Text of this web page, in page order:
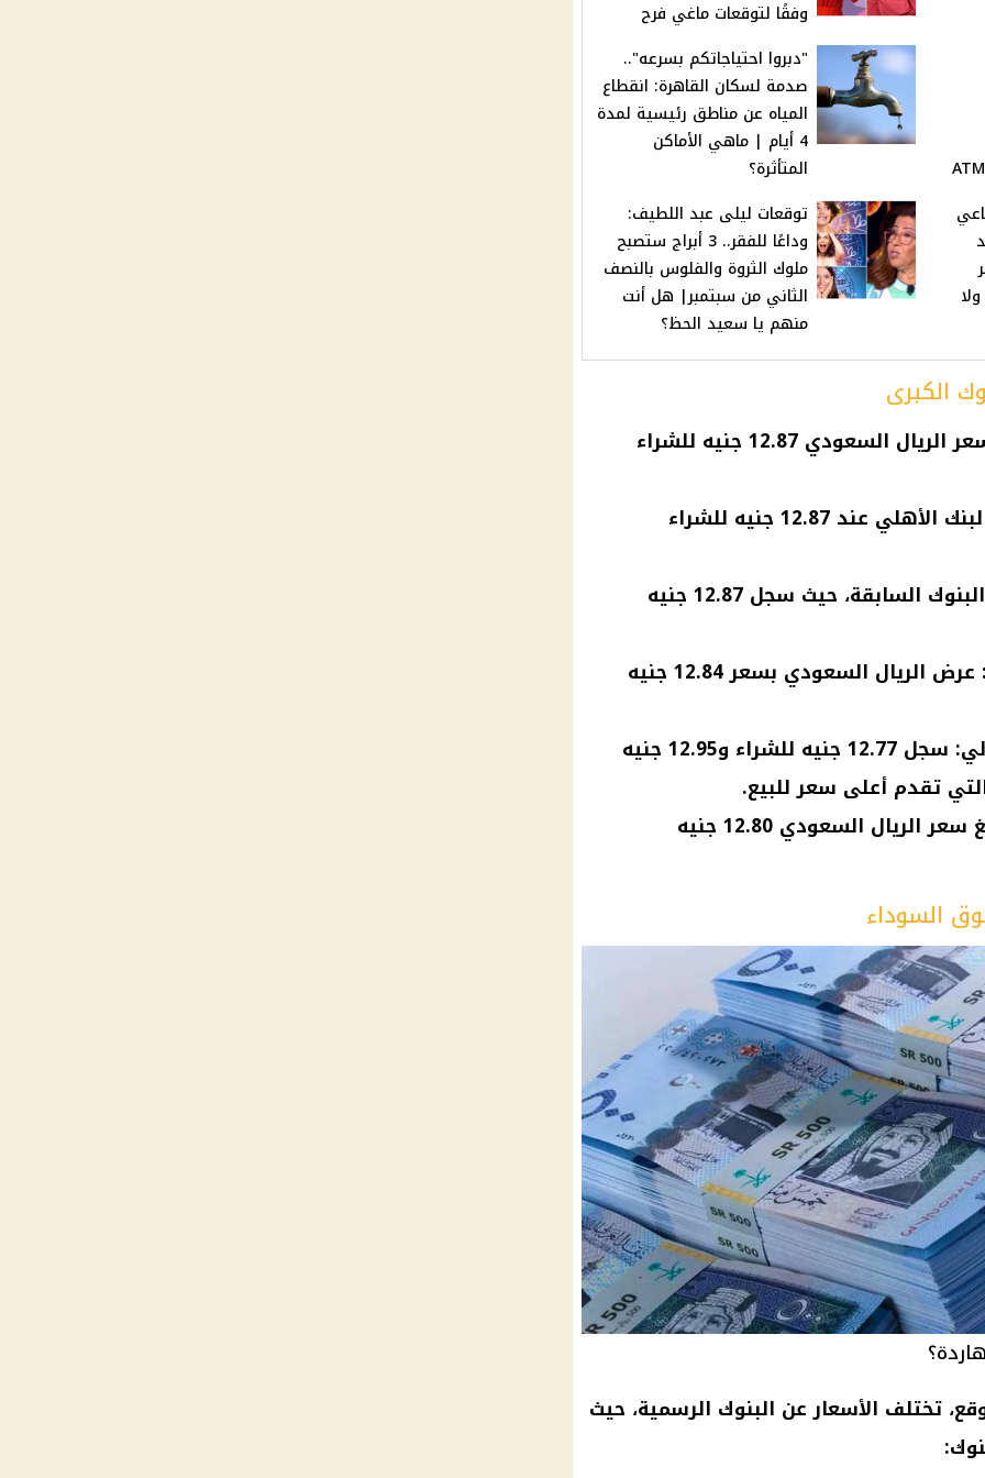
وفقًا لتوقعات ماغي فرح
"دبروا احتياجاتكم بسرعه"..
صدمة لسكان القاهرة: انقطاع
المياه عن مناطق رئيسية لمدة
4 أيام | ماهي الأماكن
المتأثرة؟
توقعات ليلى عبد اللطيف:
وداعًا للفقر.. 3 أبراج ستصبح
ملوك الثروة والفلوس بالنصف
الثاني من سبتمبر| هل أنت
منهم يا سعيد الحظ؟
الكبرى
البنك الأهلي المصري: بلغ سعر الريال السعودي 12.87 جنيه للشراء
بنك مصر: سجل نفس سعر البنك الأهلي عند 12.87 جنيه للشراء
بنك القاهرة: لم يختلف عن البنوك السابقة، حيث سجل 12.87 جنيه
البنك التجاري الدولي (CIB): عرض الريال السعودي بسعر 12.84 جنيه
البنك العربي الأفريقي الدولي: سجل 12.77 جنيه للشراء و12.95 جنيه
تقدم أعلى سعر للبيع.
بنك قطر الوطني (QNB): بلغ سعر الريال السعودي 12.80 جنيه
السوداء
تختلف الأسعارعن البنوك الرسمية، حيث